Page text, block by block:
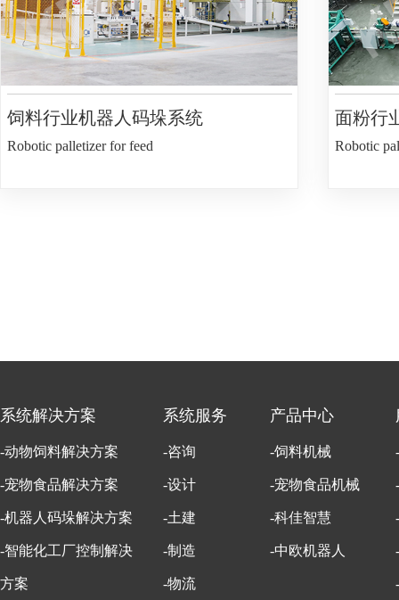
饲料行业机器人码垛系统
Robotic palletizer for feed
面粉行
Robotic
系统解决方案
-动物饲料解决方案
-宠物食品解决方案
-机器人码垛解决方案
-智能化工厂控制解决
方案
系统服务
-咨询
-设计
-土建
-制造
-物流
产品中心
-饲料机械
-宠物食品机械
-科佳智慧
-中欧机器人